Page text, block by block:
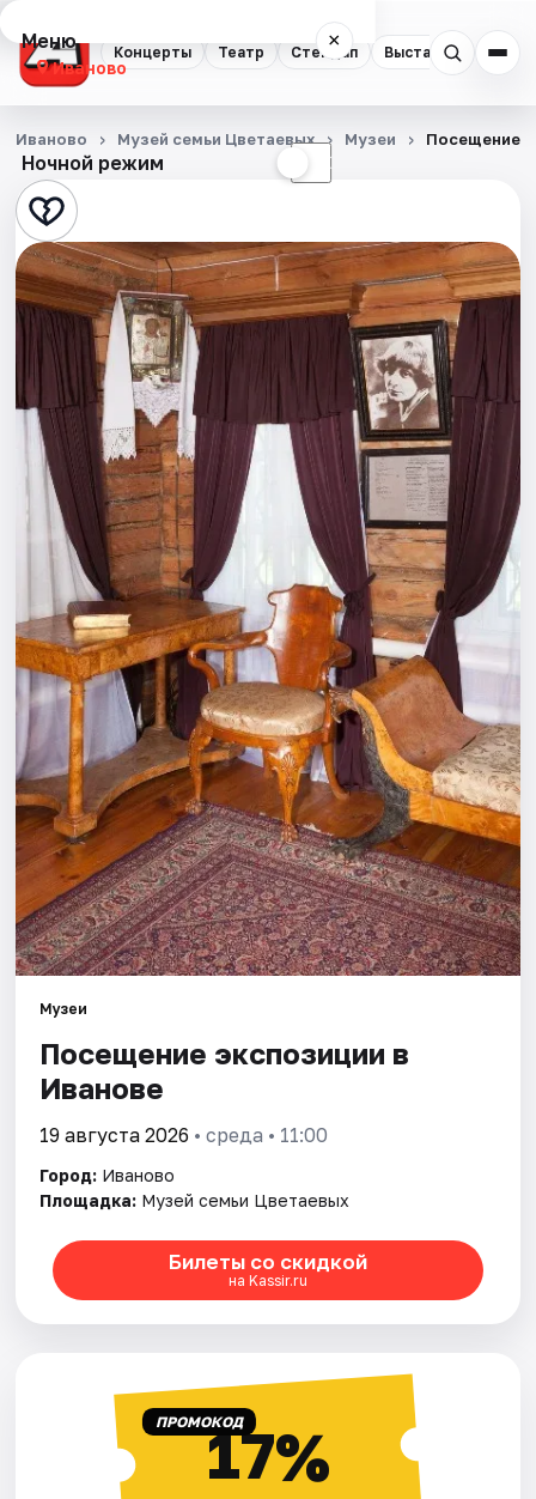
Концерты Театр Стендап Выставки Спорт
Меню ×
Иваново
Концерты
Театр
Стендап
Выставки
Спорт
События
Города
Площадки
Артисты
Рейтинги
Ночной режим ☾
Иваново Музей семьи Цветаевых Музеи Посещение
Музеи
Посещение экспозиции в
Иванове
19 августа 2026 • среда • 11:00
Город: Иваново
Площадка: Музей семьи Цветаевых
Билеты со скидкой
на Kassir.ru
ПРОМОКОД17%